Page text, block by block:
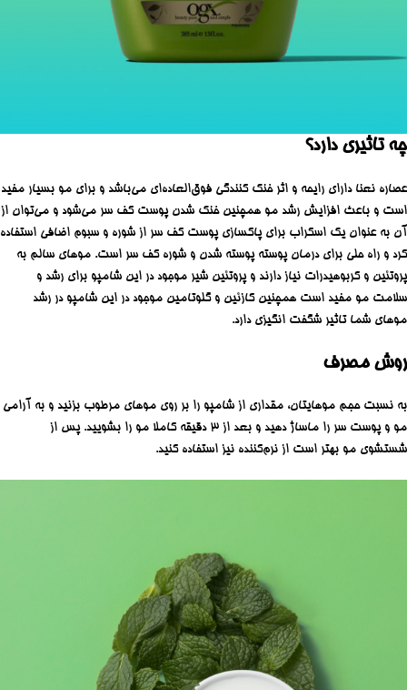
چه تاثیری دارد؟
عصاره نعنا دارای رایحه و اثر خنک کنندگی فوق‌العاده‌ای می‌باشد و برای مو بسیار مفید
است و باعث افزایش رشد مو همچنین خنک شدن پوست کف سر می‌شود و می‌توان از
آن به عنوان یک اسکراب برای پاکسازی پوست کف سر از شوره و سبوم اضافی استفاده
کرد و راه حلی برای درمان پوسته پوسته شدن و شوره کف سر است. موهای سالم به
پروتئین و کربوهیدرات نیاز دارند و پروتئین شیر موجود در این شامپو برای رشد و
سلامت مو مفید است همچنین کازئین و گلوتامین موجود در این شامپو در رشد
موهای شما تاثیر شگفت انگیزی دارد.
روش مصرف
به نسبت حجم موهایتان، مقداری از شامپو را بر روی موهای مرطوب بزنید و به آرامی
مو و پوست سر را ماساژ دهید و بعد از 3 دقیقه کاملا مو را بشویید. پس از
شستشوی مو بهتر است از نرم‌کننده نیز استفاده کنید.